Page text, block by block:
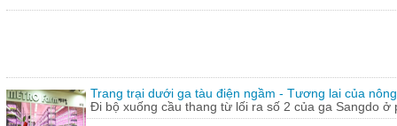
Trang trại dưới ga tàu điện ngầm - Tương lai của
Đi bộ xuống cầu thang từ lối ra số 2 của ga Sangdo ở